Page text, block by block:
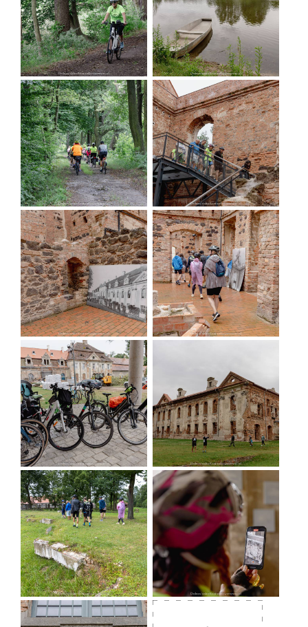
Poczęstunek i odpoczynek w Winnicy Anna w
Krośnicach, fot. Marta Kamińska
ATRAKCJE NA TRASIE:
Dębowe aleje nad stawami krośnickimi
Zespół Pałacowo - Parkowy w Goszczu-
unikatowy w skali Śląska zespół w tylu
rokokowym należący do rodu Reichenbachów
(od XVI w.); splądrowany i zniszczony po
wojnie, obecnie częściowo odrestaurowany.
Bogata oferta kulturalna, wiele wydarzeń
plenerowych w okresie letnim, możliwość
zwiedzania z przewodnikiem oraz skorzystania
z kawiarni (w sezonie).
Rynek z ratuszem i kamienicami w rynku
Twardogórze
Kościół pw. Św. Trójcy
szachulcowy dawny kościół, obecnie scena
teatralna i muzyczna.
Wzgórze Gęślica- najwyższe wzniesienie
Wzgórz Krośnickich (242 m n.p.m.)
Winnica Anna w Krośnicach - winnica, noclegi,
wina wytrawne i cydr
po sąsiedzku (choć nie na samej trasie)
Ryszarda Szurkowskiegona ścianie szkoły w
Krośnicach.
GDZIE MOŻNA ZJEŚĆ:
Karczma Zuzanna w Krośnicach